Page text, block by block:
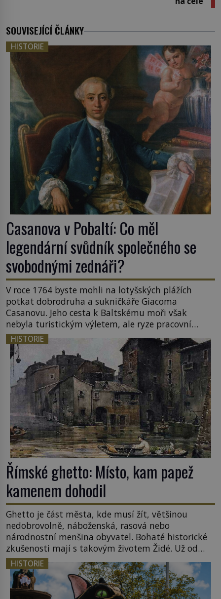
SOUVISEJÍCÍ ČLÁNKY
HISTORIE
Casanova v Pobaltí: Co měl
legendární svůdník společného se
svobodnými zednáři?
V roce 1764 byste mohli na lotyšských plážích
potkat dobrodruha a sukničkáře Giacoma
Casanovu. Jeho cesta k Baltskému moři však
nebyla turistickým výletem, ale ryze pracovní
cestou se zištnými úmysly. Jaký cíl Casanova
sledoval, když se například procházel uličkami
lotyšské Rigy? Casanova v Pobaltí kontaktoval
tamní zednářské lóže. Nebyl v této oblasti žádným
nováčkem, protože do zednářské […]
HISTORIE
Římské ghetto: Místo, kam papež
kamenem dohodil
Ghetto je část města, kde musí žít, většinou
nedobrovolně, náboženská, rasová nebo
národnostní menšina obyvatel. Bohaté historické
zkušenosti mají s takovým životem Židé. Už od
středověku jsou totiž v každou chvíli nuceni v
nějakém žít. Mezi ty nejslavnější patří i římské
ghetto založené v roce 1555. Pokud jde o vztah
k Židům, nemá se Řím čím chlubit. […]
HISTORIE